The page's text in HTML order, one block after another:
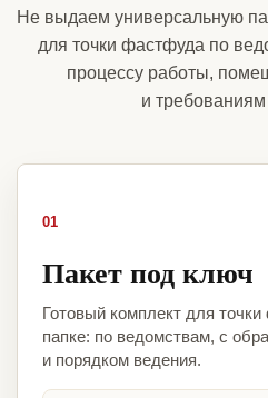
Не выдаем универсальную
для точки фастфуда по
процессу работы,
и
01
Пакет под ключ
Готовый комплект для
папке: по ведомствам, с
и порядком ведения.